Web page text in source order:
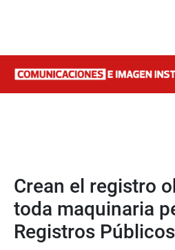
Crean el registro
toda maquinaria
Registros Públicos